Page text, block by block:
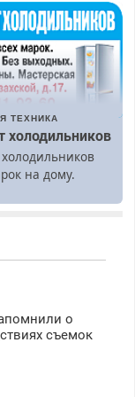
женщины).
ТК РФ. График
проживание.
рублей до
денежная
Возможно
обучение,
документов,
по
ТЕХНИКА
холодильников
на дому.
о
съемок